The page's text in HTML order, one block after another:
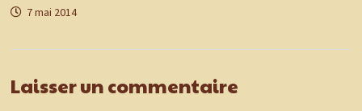
7 mai 2014
Laisser un commentaire